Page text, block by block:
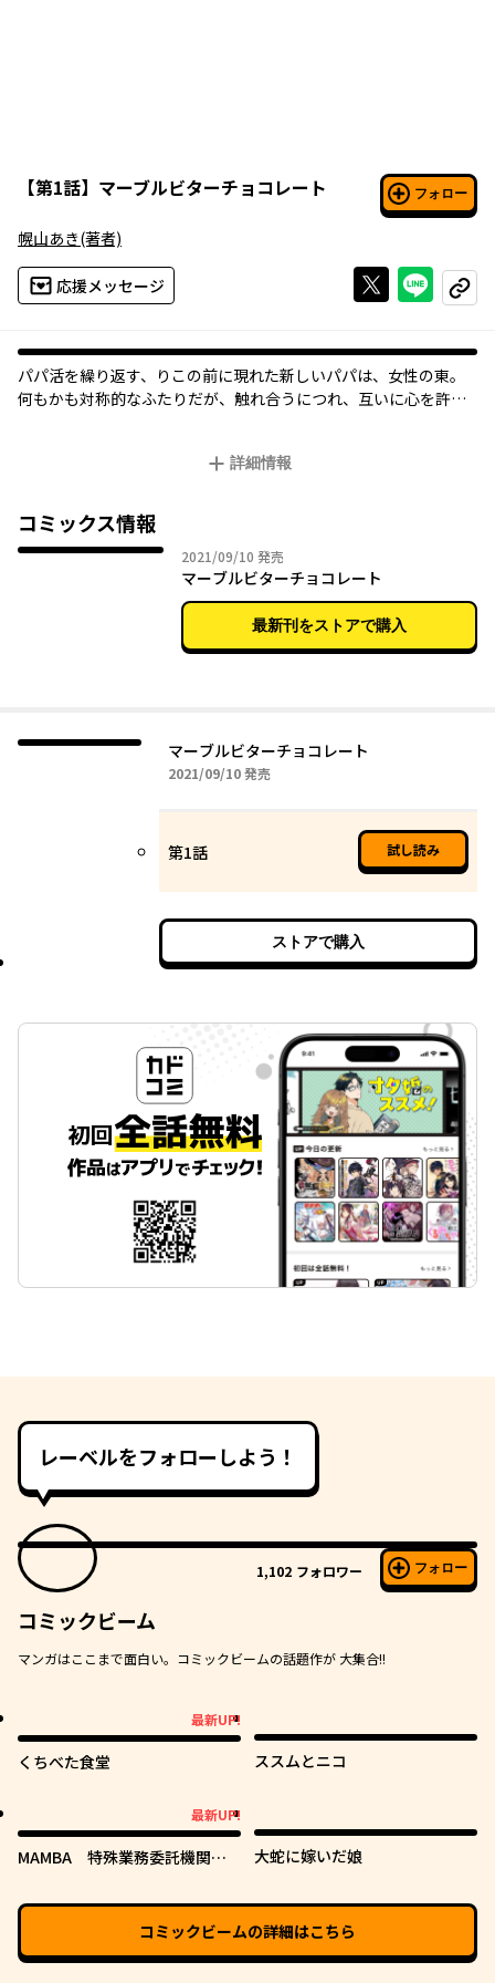
【第1話】 マーブルビターチョコレート フォロー
幌山あき(著者)
応援メッセージ Xで投稿する
ライン
コピー
パパ活を繰り返す、りこの前に現れた新しいパパは、女性の東。
何もかも対称的なふたりだが、触れ合うにつれ、互いに心を許し
pixivで大きな話題を呼んだ作品！
詳細情報
コミックス情報
2021/09/10 2021年09月10日
発売
マーブルビターチョコレート
最新刊をストアで購入
マーブルビターチョコレート
2021/09/102021年09月10日
発売
第1話 試し読み
ストアで購入
レーベルをフォローしよう！
1,102 フォロワー フォロー
コミックビーム
マンガはここまで面白い。コミックビームの話題作が 大集合!!
最新UP!
くちべた食堂 ススムとニコ
最新UP!
MAMBA 特殊業務委託機関マ
大蛇に嫁いだ娘
コミックビームの詳細はこちら